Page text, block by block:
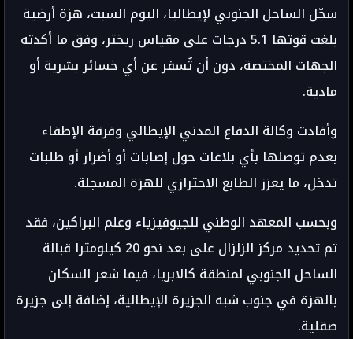
سجّل الساحل الجنوبي لإيطاليا، اليوم السبت، هزة أرضية
بلغت قوتها 5.1 درجات على مقياس ريختر، وفق ما أكدته
الجهات المختصة، دون أن تُسفر عن أي خسائر بشرية أو
مادية.
وأفادت وكالة الدفاع المدني الإيطالي وفرقة الإطفاء
بعدم توصلها بأي بلاغات حول إصابات أو أضرار أو طلبات
تدخل، ما يعزز الطابع الاحترازي للهزة المسجلة.
وبحسب المعهد الوطني للجيوفيزياء وعلم البراكين، فقد
تم تحديد مركز الزلزال على بعد نحو 20 كيلومترا قبالة
الساحل الجنوبي لمنطقة كالابريا، فيما شعر السكان
بالهزة في جنوب شبه الجزيرة الإيطالية، إضافة إلى جزيرة
صقلية.